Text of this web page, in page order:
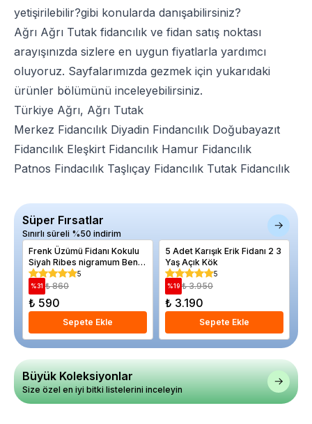
yetişirilebilir?gibi konularda danışabilirsiniz?
Ağrı Ağrı Tutak fidancılık ve fidan satış noktası
arayışınızda sizlere en uygun fiyatlarla yardımcı
oluyoruz. Sayfalarımızda gezmek için yukarıdaki
ürünler bölümünü inceleyebilirsiniz.
Türkiye Ağrı, Ağrı Tutak
Merkez Fidancılık Diyadin Findancılık Doğubayazıt
Fidancılık Eleşkirt Fidancılık Hamur Fidancılık
Patnos Findacılık Taşlıçay Fidancılık Tutak Fidancılık
Süper Fırsatlar
Sınırlı süreli %50 indirim
Frenk Üzümü Fidanı Kokulu
Siyah Ribes nigramum Ben
Sarek Saksıda
5
%31 ₺ 860
₺ 590
Sepete Ekle
5 Adet Karışık Erik Fidanı 2 3
Yaş Açık Kök
5
%19 ₺ 3.950
₺ 3.190
Sepete Ekle
Büyük Koleksiyonlar
Size özel en iyi bitki listelerini inceleyin